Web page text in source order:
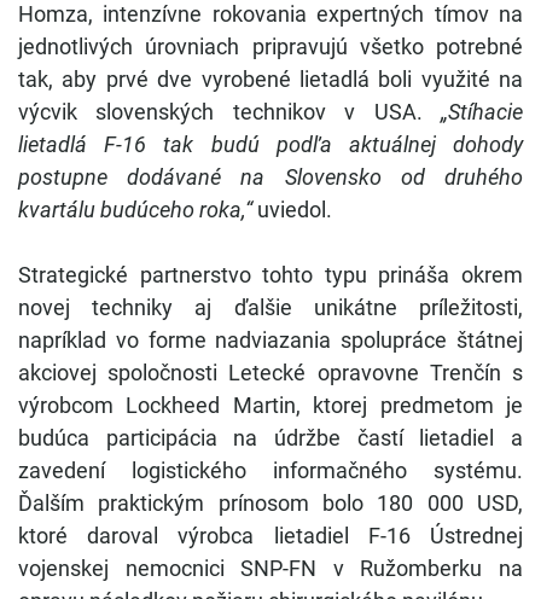
Homza, intenzívne rokovania expertných tímov na
jednotlivých úrovniach pripravujú všetko potrebné
tak, aby prvé dve vyrobené lietadlá boli využité na
výcvik slovenských technikov v USA. „Stíhacie
lietadlá F-16 tak budú podľa aktuálnej dohody
postupne dodávané na Slovensko od druhého
kvartálu budúceho roka,“uviedol.
Strategické partnerstvo tohto typu prináša okrem
novej techniky aj ďalšie unikátne príležitosti,
napríklad vo forme nadviazania spolupráce štátnej
akciovej spoločnosti Letecké opravovne Trenčín s
výrobcom Lockheed Martin, ktorej predmetom je
budúca participácia na údržbe častí lietadiel a
zavedení logistického informačného systému.
Ďalším praktickým prínosom bolo 180 000 USD,
ktoré daroval výrobca lietadiel F-16 Ústrednej
vojenskej nemocnici SNP-FN v Ružomberku na